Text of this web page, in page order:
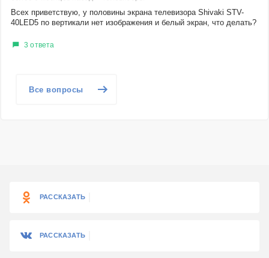
Всех приветствую, у половины экрана телевизора Shivaki STV-
40LED5 по вертикали нет изображения и белый экран, что делать?
3 ответа
Все вопросы
РАССКАЗАТЬ
РАССКАЗАТЬ